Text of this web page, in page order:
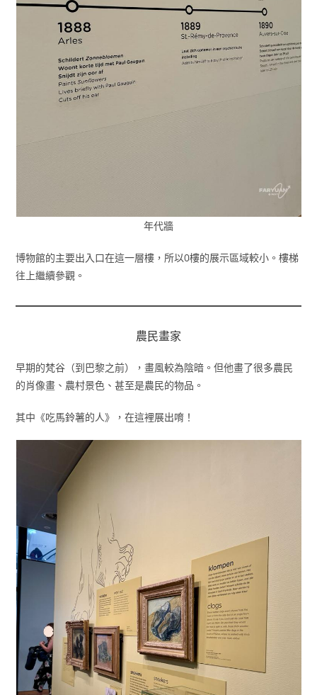
年代牆
博物館的主要出入口在這一層樓，所以0樓的展示區域較小。樓梯
往上繼續參觀。
農民畫家
早期的梵谷（到巴黎之前），畫風較為陰暗。但他畫了很多農民
的肖像畫、農村景色、甚至是農民的物品。
其中《吃馬鈴薯的人》，在這裡展出唷！